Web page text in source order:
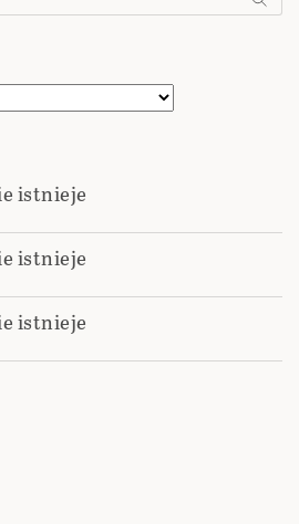
istnieje
istnieje
istnieje